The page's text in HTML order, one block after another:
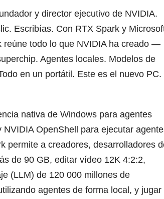
y director ejecutivo de NVIDIA.
Escribías. Con RTX Spark y
reúne todo lo que NVIDIA ha creado —
Agentes locales. Modelos de
en un portátil. Este es el nuevo PC.
nativa de Windows para agentes
OpenShell para ejecutar
permite a creadores, desarrolladores
de 90 GB, editar vídeo 12K 4:2:2,
(LLM) de 120 000 millones de
agentes de forma local, y jugar